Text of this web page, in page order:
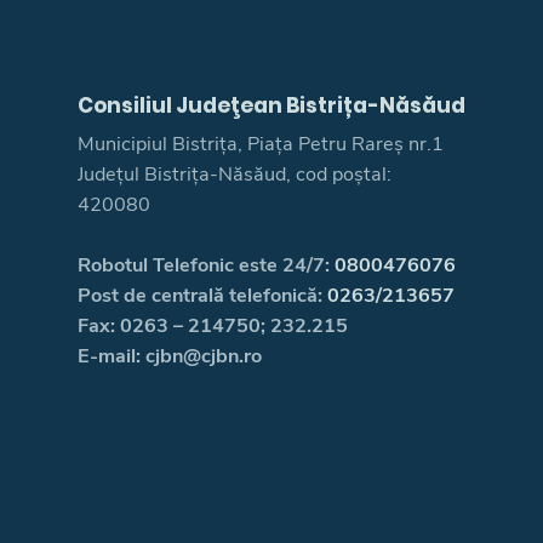
Consiliul Judeţean Bistrița-Năsăud
Municipiul Bistrița, Piața Petru Rareș nr.1
Județul Bistrița-Năsăud, cod poștal:
420080
Robotul Telefonic este 24/7: 0800476076
Post de centrală telefonică: 0263/213657
Fax: 0263 – 214750; 232.215
E-mail: cjbn@cjbn.ro